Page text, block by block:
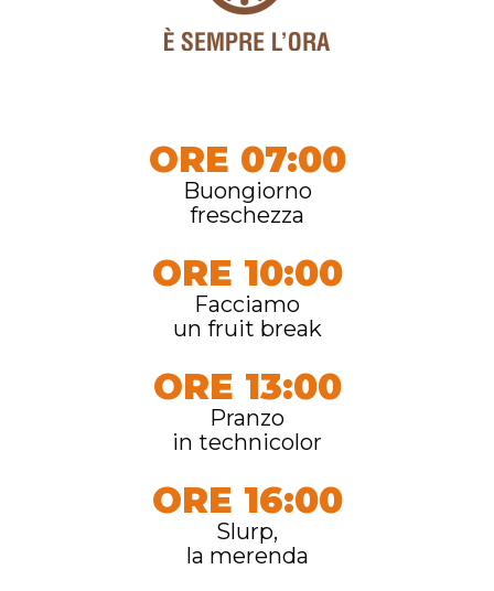
ORE 07:00
Buongiorno
freschezza
ORE 10:00
Facciamo
un fruit break
ORE 13:00
Pranzo
in technicolor
ORE 16:00
Slurp,
la merenda